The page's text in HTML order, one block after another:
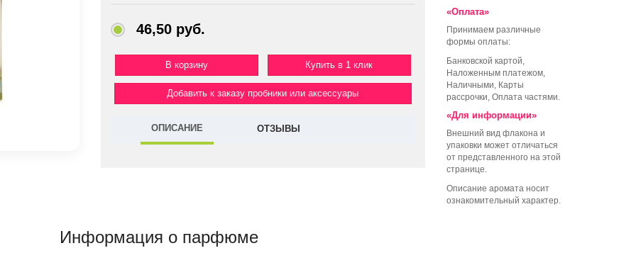
46,50 руб.
Купить в 1 клик
Добавить к заказу пробники или аксессуары
ОПИСАНИЕ ОТЗЫВЫ
«Оплата»
Принимаем различные
формы оплаты:
Банковской картой,
Наложенным платежом,
Наличными, Карты
рассрочки, Оплата частями.
«Для информации»
Внешний вид флакона и
упаковки может отличаться
от представленного на этой
странице.
Описание аромата носит
ознакомительный характер.
Информация о парфюме